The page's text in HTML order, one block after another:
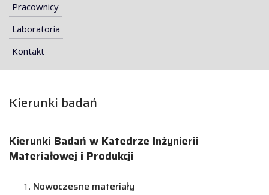
Pracownicy
Laboratoria
Kontakt
Kierunki badań
Kierunki Badań w Katedrze Inżynierii
Materiałowej i Produkcji
Nowoczesne materiały